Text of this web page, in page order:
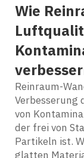
Wie
Reinraum-
von
der frei von
Partikeln ist.
glatten